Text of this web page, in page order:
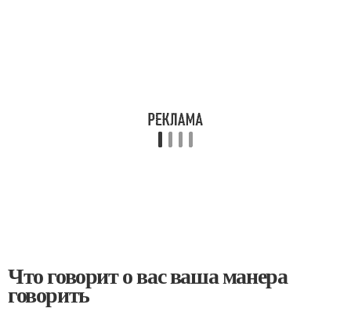
Что говорит о вас ваша манера
говорить